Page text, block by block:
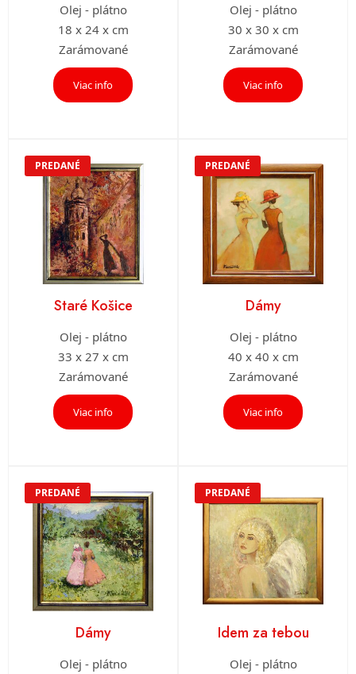
Olej - plátno
18 x 24 x cm
Zarámované
Viac info
Olej - plátno
30 x 30 x cm
Zarámované
Viac info
PREDANÉ
Staré Košice
Olej - plátno
33 x 27 x cm
Zarámované
Viac info
PREDANÉ
Dámy
Olej - plátno
40 x 40 x cm
Zarámované
Viac info
PREDANÉ
Dámy
Olej - plátno
PREDANÉ
Idem za tebou
Olej - plátno